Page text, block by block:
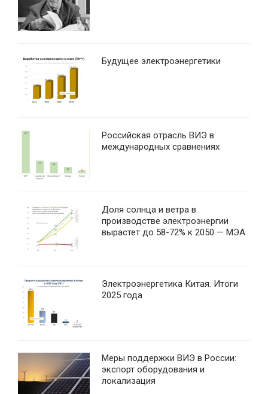
Будущее электроэнергетики
Российская отрасль ВИЭ в
международных сравнениях
Доля солнца и ветра в
производстве электроэнергии
вырастет до 58-72% к 2050 — МЭА
Электроэнергетика Китая. Итоги
2025 года
Меры поддержки ВИЭ в России:
экспорт оборудования и
локализация